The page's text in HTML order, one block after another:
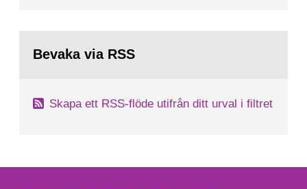
Bevaka via RSS
Skapa ett RSS-flöde utifrån ditt urval i filtret